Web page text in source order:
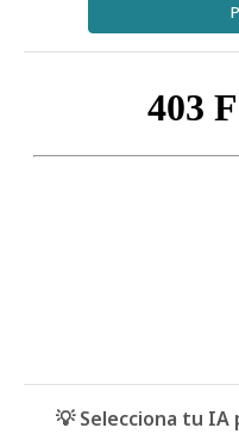
💡 Selecciona tu